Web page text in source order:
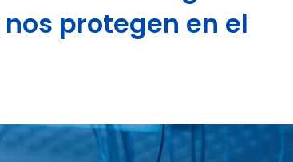
protegen en el